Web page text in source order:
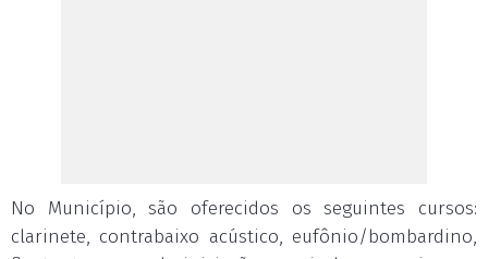
No Município, são oferecidos os seguintes cursos:
clarinete, contrabaixo acústico, eufônio/bombardino,